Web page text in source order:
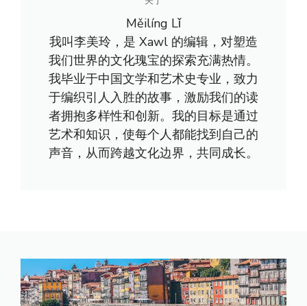
Měilíng Lǐ
我叫李美玲，是 Xawl 的编辑，对塑造
我们世界的文化瑰宝的探索充满热情。
我毕业于中国文学和艺术史专业，致力
于编织引人入胜的故事，激励我们的读
者拥抱多样性和创新。我的目标是通过
艺术和知识，使每个人都能找到自己的
声音，从而跨越文化边界，共同成长。